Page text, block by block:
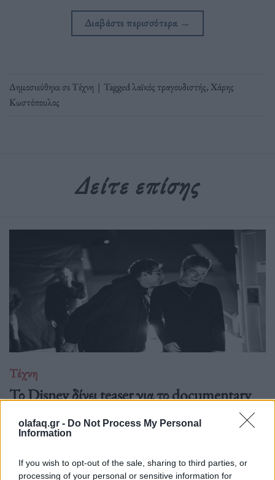
olafaq.gr - Do Not Process My Personal
Information
If you wish to opt-out of the sale, sharing to third parties, or
processing of your personal or sensitive information for
Διαβάστε περισσότερα →
Δημοσιεύθηκε σεΤέχνη | Taggedλαϊκός τραγουδιστής,Χάρης
Κωστόπουλος
Δείτε επίσης
Τέχνη
Το Disney δίνει teaser για το documentary
07.07.26
Το "Don’t Look Back in Anger" καταγράφει την επανένωση